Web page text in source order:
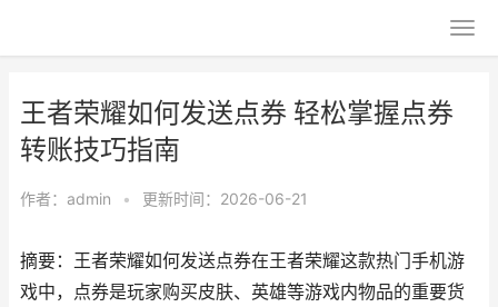
王者荣耀如何发送点券 轻松掌握点券
转账技巧指南
作者： admin • 更新时间：2026-06-21
摘要：王者荣耀如何发送点券在王者荣耀这款热门手机游
戏中，点券是玩家购买皮肤、英雄等游戏内物品的重要货